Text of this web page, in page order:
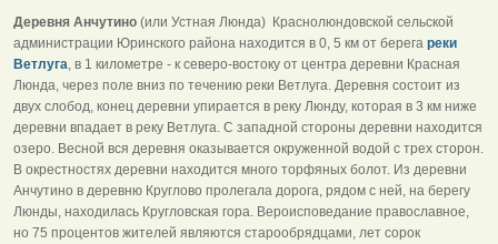
Деревня Анчутино (или Устная Люнда) Краснолюндовской сельской
администрации Юринского района находится в 0, 5 км от берега реки
Ветлуга, в 1 километре - к северо-востоку от центра деревни Красная
Люнда, через поле вниз по течению реки Ветлуга. Деревня состоит из
двух слобод, конец деревни упирается в реку Люнду, которая в 3 км ниже
деревни впадает в реку Ветлуга. С западной стороны деревни находится
озеро. Весной вся деревня оказывается окруженной водой с трех сторон.
В окрестностях деревни находится много торфяных болот. Из деревни
Анчутино в деревню Круглово пролегала дорога, рядом с ней, на берегу
Люнды, находилась Кругловская гора. Вероисповедание православное,
но 75 процентов жителей являются старообрядцами, лет сорок